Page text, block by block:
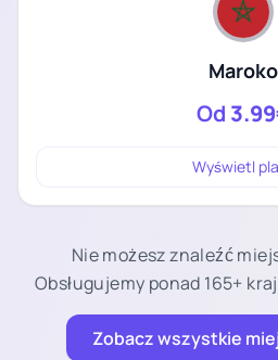
Maroko
Od
Wyświetl
Nie możesz znaleźć
Obsługujemy ponad 165+
Zobacz wszystkie